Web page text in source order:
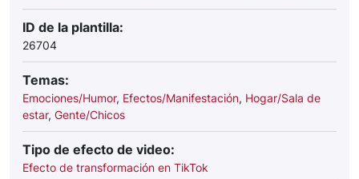
ID de la plantilla:
26704
Temas:
Emociones/Humor, Efectos/Manifestación, Hogar/Sala de
estar, Gente/Chicos
Tipo de efecto de video:
Efecto de transformación en TikTok